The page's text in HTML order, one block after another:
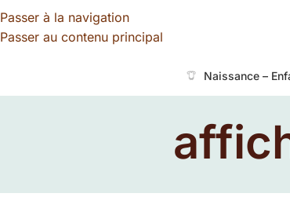
Passer à la navigation
Passer au contenu principal
Naissance –